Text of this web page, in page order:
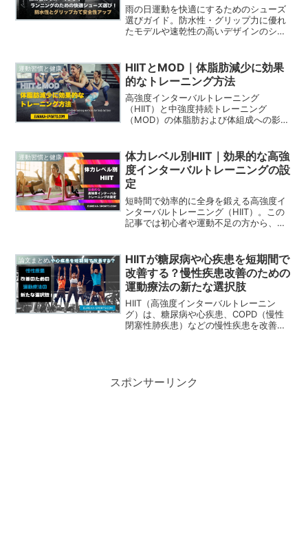
雨の日運動を快適にするためのシューズ
選びガイド。防水性・グリップ力に優れ
たモデルや速乾性の高いデザインのシュ
適性を確保しながらウォーキングやラン
ニングをするためのシューズ選びのポイ
ントを詳しく説明します。
運動習慣と健康
HIITとMOD｜体脂肪減少に効果
的なトレーニング方法
高強度インターバルトレーニング
（HIIT）と中強度持続トレーニング
（MOD）の体脂肪および体組成への影響
が絶対脂肪量の減少においてMODよりも
優れていることを示しました。食事や運
動習慣が結果に与える影響も考察し、効
果的なトレーニング方法を探るための重
要な知見を提供します。健康的な体作り
を目指す方必見の内容です。
運動習慣と健康
体力レベル別HIIT｜効果的な高強
度インターバルトレーニングの設
定
短時間で効率的に全身を鍛える高強度イ
ンターバルトレーニング（HIIT）。この
記事では初心者や運動不足の方から、運
ます。HIITで健康的なライフスタイルを
始めましょう！
論文まとめ
HIITが糖尿病や心疾患を短期間で
改善する？慢性疾患改善のための
運動療法の新たな選択肢
HIIT（高強度インターバルトレーニン
グ）は、糖尿病や心疾患、COPD（慢性
閉塞性肺疾患）などの慢性疾患を改善す
スポンサーリンク